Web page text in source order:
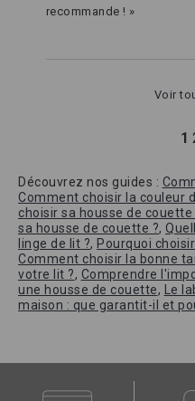
recommande ! »
Voir
1
Découvrez nos guides :
Comment choisir la couleur
choisir sa housse de couette
sa housse de couette ?,
linge de lit ?, Pourquoi
Comment choisir la bonne
votre lit ?, Comprendre
une housse de couette,
Le
maison : que garantit-il et